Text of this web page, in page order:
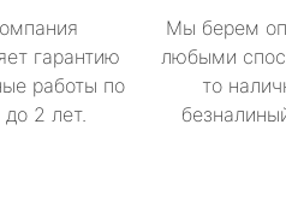
гарантию
работы по
2 лет.
Мы берем
любыми
то